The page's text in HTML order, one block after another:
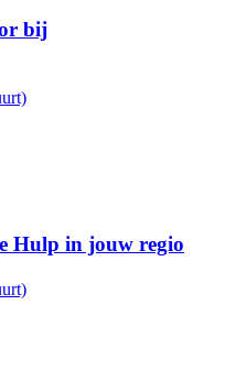
bij
Hulp in jouw regio